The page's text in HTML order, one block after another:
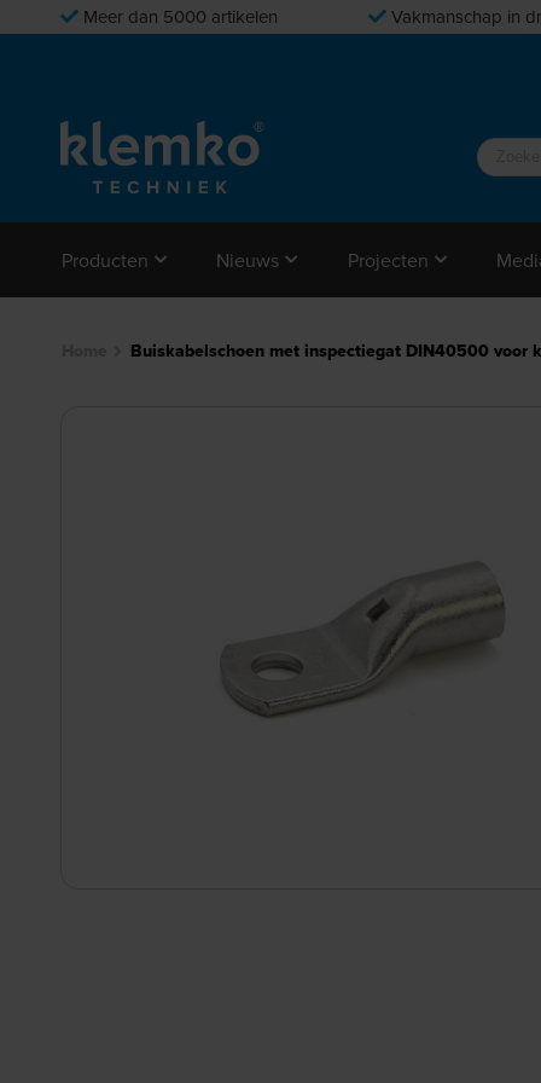
Meer dan 5000 artikelen Vakmanschap in
Producten Nieuws Projecten
Buiskabelschoen met inspectiegat DIN40500 voor